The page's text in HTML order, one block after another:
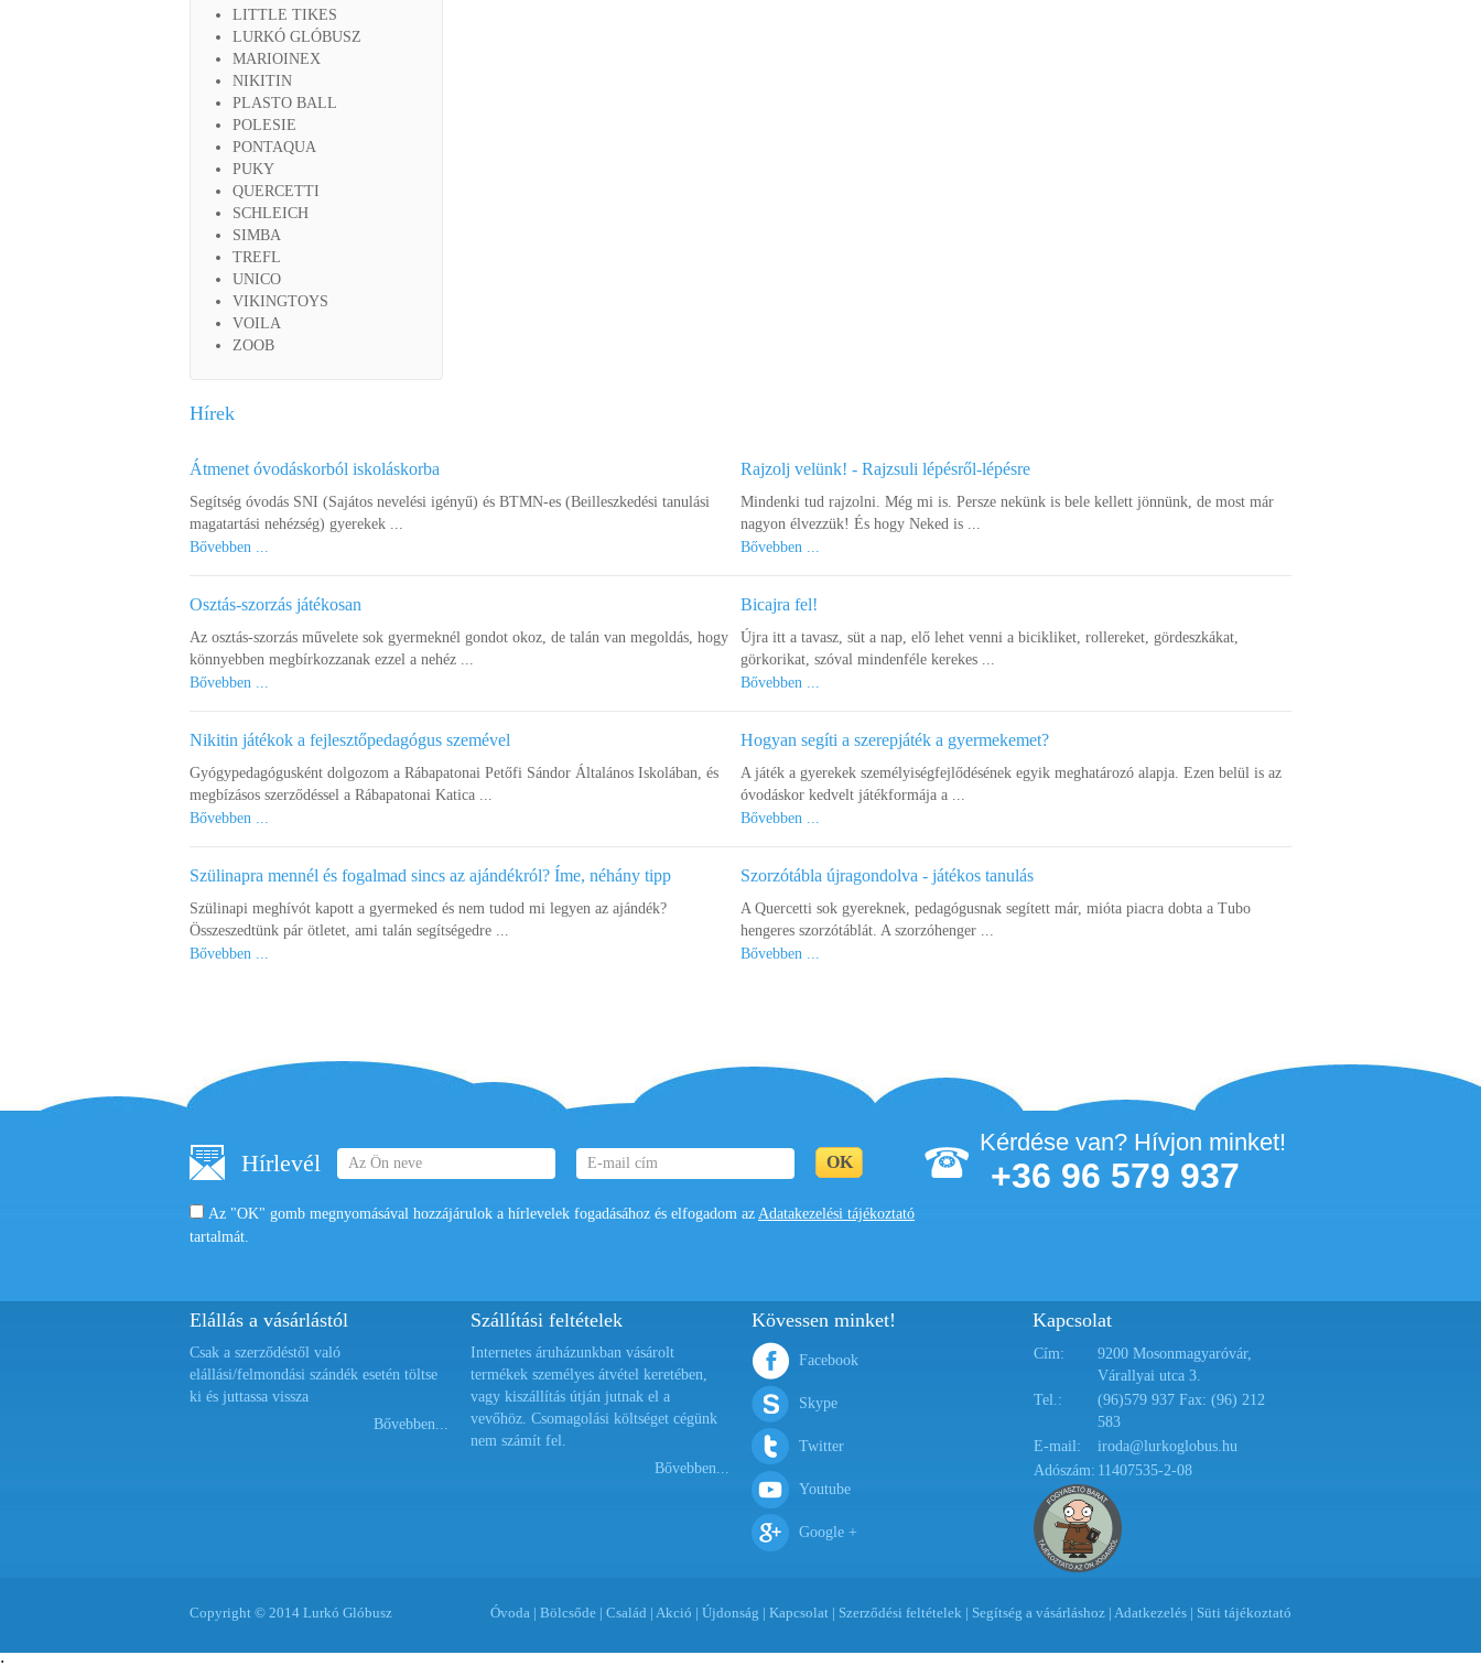
LITTLE TIKES
LURKÓ GLÓBUSZ
MARIOINEX
NIKITIN
PLASTO BALL
POLESIE
PONTAQUA
PUKY
QUERCETTI
SCHLEICH
SIMBA
TREFL
UNICO
VIKINGTOYS
VOILA
ZOOB
Hírek
Átmenet óvodáskorból iskoláskorba
Segítség óvodás SNI (Sajátos nevelési igényű) és BTMN-es (Beilleszkedési tanulási
magatartási nehézség) gyerekek ...
Bővebben ...
Osztás-szorzás játékosan
Az osztás-szorzás művelete sok gyermeknél gondot okoz, de talán van megoldás, hogy
könnyebben megbírkozzanak ezzel a nehéz ...
Bővebben ...
Nikitin játékok a fejlesztőpedagógus szemével
Gyógypedagógusként dolgozom a Rábapatonai Petőfi Sándor Általános Iskolában, és
megbízásos szerződéssel a Rábapatonai Katica ...
Bővebben ...
Szülinapra mennél és fogalmad sincs az ajándékról? Íme, néhány tipp
Szülinapi meghívót kapott a gyermeked és nem tudod mi legyen az ajándék?
Összeszedtünk pár ötletet, ami talán segítségedre ...
Bővebben ...
Rajzolj velünk! - Rajzsuli lépésről-lépésre
Mindenki tud rajzolni. Még mi is. Persze nekünk is bele kellett jönnünk, de most már
nagyon élvezzük! És hogy Neked is ...
Bővebben ...
Bicajra fel!
Újra itt a tavasz, süt a nap, elő lehet venni a bicikliket, rollereket, gördeszkákat,
görkorikat, szóval mindenféle kerekes ...
Bővebben ...
Hogyan segíti a szerepjáték a gyermekemet?
A játék a gyerekek személyiségfejlődésének egyik meghatározó alapja. Ezen belül is az
óvodáskor kedvelt játékformája a ...
Bővebben ...
Szorzótábla újragondolva - játékos tanulás
A Quercetti sok gyereknek, pedagógusnak segített már, mióta piacra dobta a Tubo
hengeres szorzótáblát. A szorzóhenger ...
Bővebben ...
Hírlevél
Az "OK" gomb megnyomásával hozzájárulok a hírlevelek fogadásához és elfogadom az Adatakezelési tájékoztató
tartalmát.
Kérdése van? Hívjon minket!
+36 96 579 937
Elállás a vásárlástól
Csak a szerződéstől való
elállási/felmondási szándék esetén töltse
ki és juttassa vissza
Bővebben...
Szállítási feltételek
Internetes áruházunkban vásárolt
termékek személyes átvétel keretében,
vagy kiszállítás útján jutnak el a
vevőhöz. Csomagolási költséget cégünk
nem számít fel.
Bővebben...
Kövessen minket!
Facebook
Skype
Twitter
Youtube
Google +
Kapcsolat
Cím:
9200 Mosonmagyaróvár,
Várallyai utca 3.
Tel.:
(96)579 937 Fax: (96) 212
583
E-mail:
iroda@lurkoglobus.hu
Adószám: 11407535-2-08
Copyright © 2014 Lurkó Glóbusz Óvoda | Bölcsőde | Család | Akció | Újdonság | Kapcsolat | Szerződési feltételek | Segítség a vásárláshoz | Adatkezelés | Süti tájékoztató